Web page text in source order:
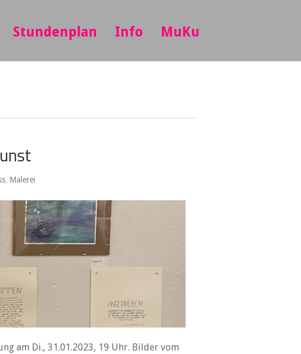
Stundenplan Info MuKu
, Malerei
am Di., 31.01.2023, 19 Uhr. Bilder vom